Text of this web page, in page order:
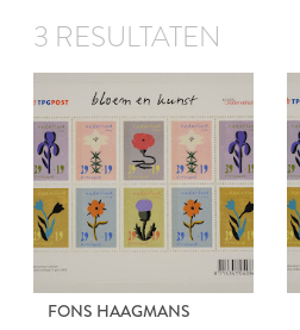
3 RESULTATEN
FONS HAAGMANS